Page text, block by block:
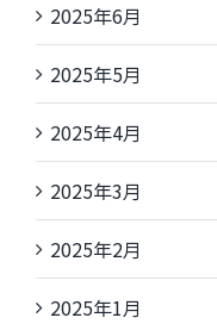
2025年6月
2025年5月
2025年4月
2025年3月
2025年2月
2025年1月